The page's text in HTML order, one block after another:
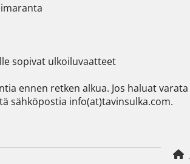
sopivat ulkoiluvaatteet
ennen retken alkua. Jos haluat
sähköpostia info(at)tavinsulka.com.